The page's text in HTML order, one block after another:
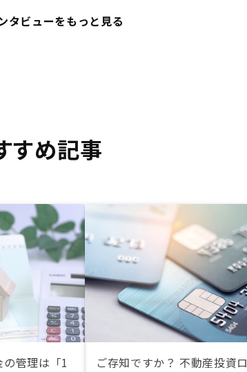
タビューをもっと見る
すめ記事
管理は「1
ご存知ですか？ 不動産投資ロ